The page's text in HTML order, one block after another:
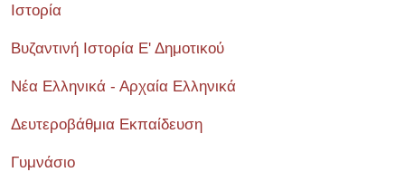
Ιστορία
Βυζαντινή Ιστορία Ε' Δημοτικού
Νέα Ελληνικά - Αρχαία Ελληνικά
Δευτεροβάθμια Εκπαίδευση
Γυμνάσιο